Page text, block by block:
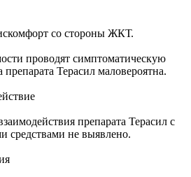
со стороны ЖКТ.
проводят симптоматическую
Терасил маловероятна.
препарата Терасил с
средствами не выявлено.